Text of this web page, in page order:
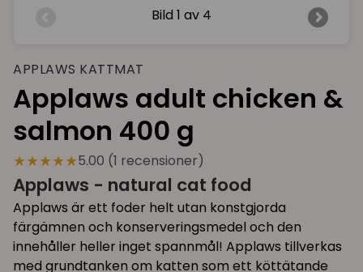
Bild 1 av 4
APPLAWS KATTMAT
Applaws adult chicken &
salmon 400 g
★★★★★5.00 (1 recensioner)
Applaws - natural cat food
Applaws är ett foder helt utan konstgjorda
färgämnen och konserveringsmedel och den
innehåller heller inget spannmål! Applaws tillverkas
med grundtanken om katten som ett köttätande